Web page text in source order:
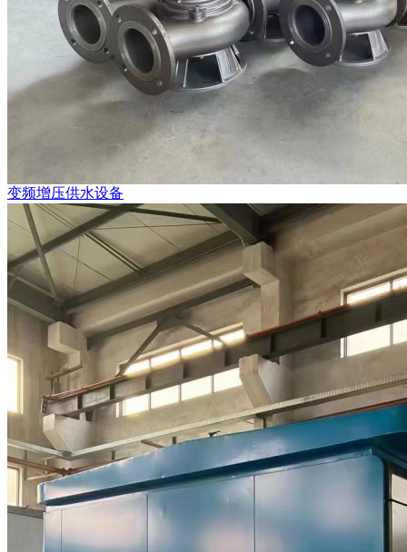
变频增压供水设备